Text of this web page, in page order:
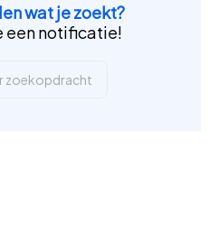
wat je zoekt?
een notificatie!
zoekopdracht